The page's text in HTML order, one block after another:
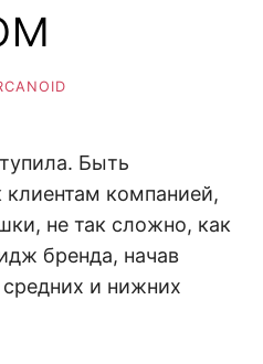
Быть
клиентам компанией,
не так сложно, как
бренда, начав
и нижних